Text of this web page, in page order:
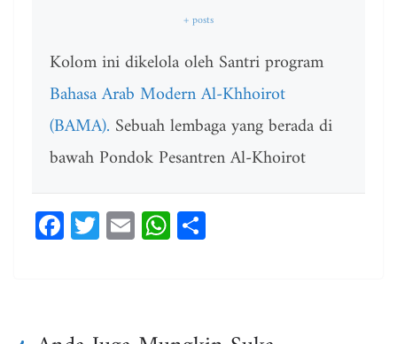
+ posts
Kolom ini dikelola oleh Santri program
Bahasa Arab Modern Al-Khhoirot
(BAMA). Sebuah lembaga yang berada di
bawah Pondok Pesantren Al-Khoirot
Fa
ce
T
wi
E
m
W
ha